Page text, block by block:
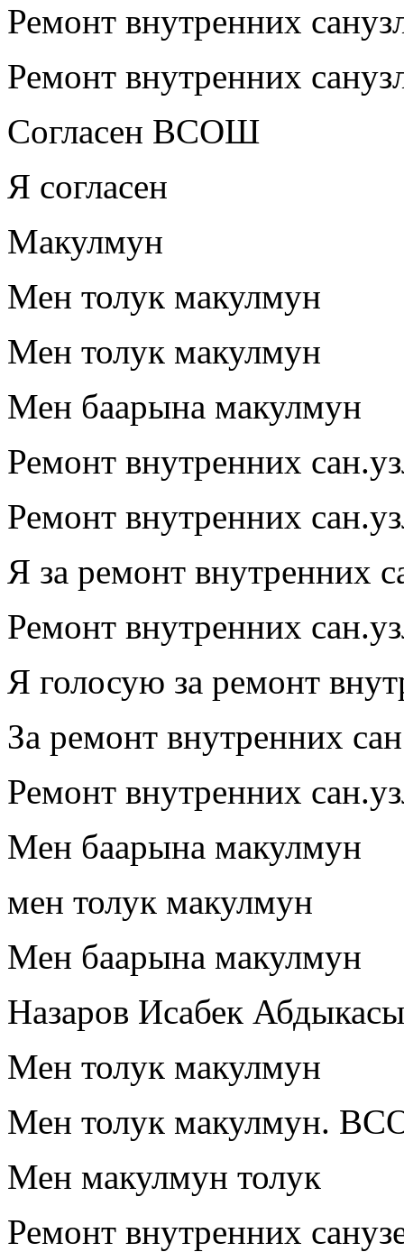
Ремонт внутренних
Ремонт внутренних
Согласен ВСОШ
Я согласен
Макулмун
Мен толук макулмун
Мен толук макулмун
Мен баарына макулмун
Ремонт внутренних
Ремонт внутренних
Я за ремонт внутренних
Ремонт внутренних
Я голосую за ремонт
За ремонт внутренних
Ремонт внутренних
Мен баарына макулмун
мен толук макулмун
Мен баарына макулмун
Назаров Исабек
Мен толук макулмун
Мен толук макулмун.
Мен макулмун толук
Ремонт внутренних